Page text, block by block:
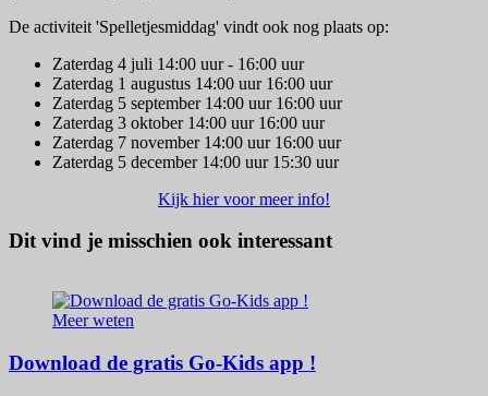
De activiteit 'Spelletjesmiddag' vindt ook nog plaats op:
Zaterdag 4 juli 14:00 uur - 16:00 uur
Zaterdag 1 augustus 14:00 uur 16:00 uur
Zaterdag 5 september 14:00 uur 16:00 uur
Zaterdag 3 oktober 14:00 uur 16:00 uur
Zaterdag 7 november 14:00 uur 16:00 uur
Zaterdag 5 december 14:00 uur 15:30 uur
Kijk hier voor meer info!
Dit vind je misschien ook interessant
Meer weten
Download de gratis Go-Kids app !